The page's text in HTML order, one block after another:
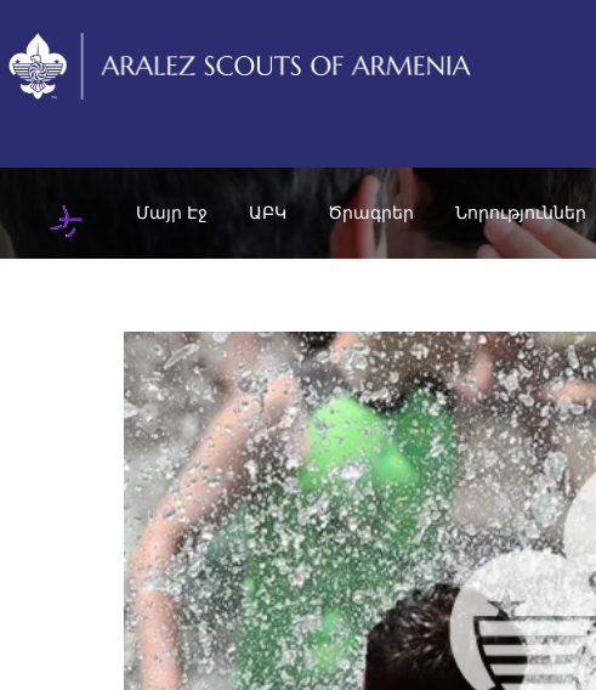
Մայր Էջ ԱԲԿ Ծրագրեր Նորություններ